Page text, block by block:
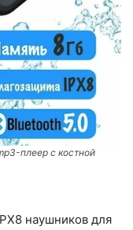
плеер с костной
наушников для